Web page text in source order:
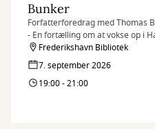
Bunker
Forfatterforedrag med Thomas
- En fortælling om at vokse op i
Frederikshavn Bibliotek
7. september 2026
19:00 - 21:00